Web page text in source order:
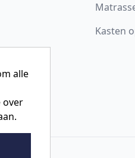
Kasten
alle
over